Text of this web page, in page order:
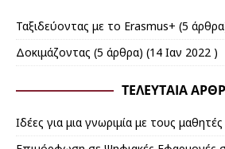
Ταξιδεύοντας με το Erasmus+ (5
Δοκιμάζοντας (5 άρθρα) (14 Ιαν 2022 )
ΤΕΛΕΥΤΑΊΑ
Ιδέες για μια γνωριμία με τους